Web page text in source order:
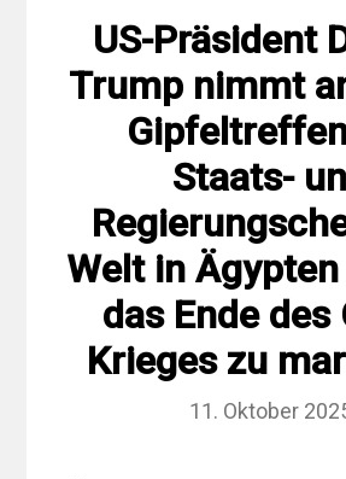
US-Präsident
Trump nimmt
Staats-
Welt in
das Ende des
Krieges zu
11. Oktober